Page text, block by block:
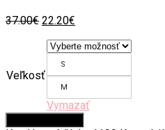
37.00€ Original
was:
37.00€.
22.20€
is:
Veľkosť
S
M
Vymazať